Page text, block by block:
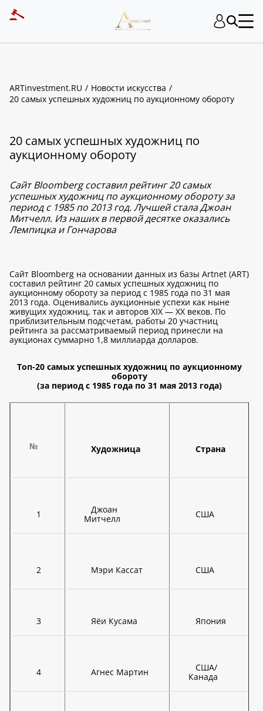
ARTinvestment.RU
Новости искусства
20 самых успешных художниц по аукционному обороту
20 самых успешных художниц по
аукционному обороту
Сайт Bloomberg составил рейтинг 20 самых
успешных художниц по аукционному обороту за
период с 1985 по 2013 год. Лучшей стала Джоан
Митчелл. Из наших в первой десятке оказались
Лемпицка и Гончарова
Сайт Bloomberg на основании данных из базы Artnet (ART)
составил рейтинг 20 самых успешных художниц по
аукционному обороту за период с 1985 года по 31 мая
2013 года. Оценивались аукционные успехи как ныне
живущих художниц, так и авторов XIX — XX веков. По
приблизительным подсчетам, работы 20 участниц
рейтинга за рассматриваемый период принесли на
аукционах суммарно 1,8 миллиарда долларов.
Топ-20 самых успешных художниц по аукционному
обороту
(за период с 1985 года по 31 мая 2013 года)
№ Художница Страна
1
Джоан
Митчелл
США
2 Мэри Кассат США
3 Яёи Кусама Япония
4 Агнес Мартин
США/
Канада